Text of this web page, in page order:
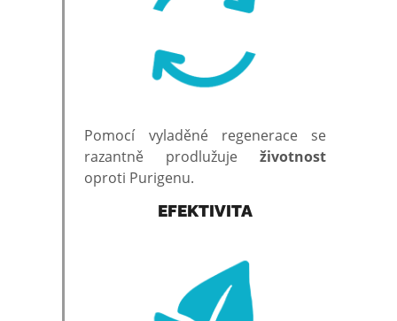
Pomocí vyladěné regenerace se
razantně prodlužuježivotnost
oproti Purigenu.
EFEKTIVITA